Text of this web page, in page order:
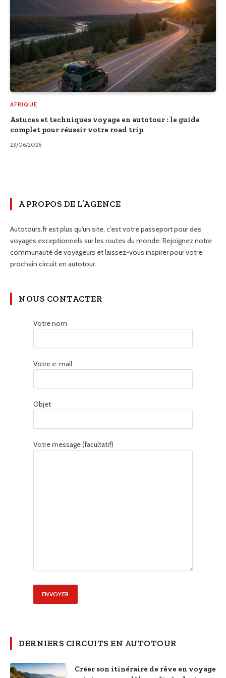
AFRIQUE
Astuces et techniques voyage en autotour : le guide
complet pour réussir votre road trip
23/06/2026
A PROPOS DE L’AGENCE
Autotours.fr est plus qu'un site, c'est votre passeport pour des
voyages exceptionnels sur les routes du monde. Rejoignez notre
communauté de voyageurs et laissez-vous inspirer pour votre
prochain circuit en autotour.
NOUS CONTACTER
Votre nom
Votre e-mail
Objet
Votre message (facultatif)
DERNIERS CIRCUITS EN AUTOTOUR
Créer son itinéraire de rêve en voyage